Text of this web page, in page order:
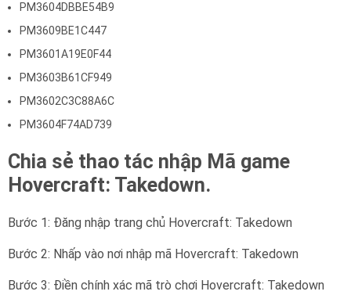
PM3604DBBE54B9
PM3609BE1C447
PM3601A19E0F44
PM3603B61CF949
PM3602C3C88A6C
PM3604F74AD739
Chia sẻ thao tác nhập Mã game
Hovercraft: Takedown.
Bước 1: Đăng nhập trang chủ Hovercraft: Takedown
Bước 2: Nhấp vào nơi nhập mã Hovercraft: Takedown
Bước 3: Điền chính xác mã trò chơi Hovercraft: Takedown